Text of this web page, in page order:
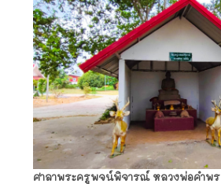
ศาลาพระครูพจน์พิจารณ์ หลวงพ่อคำพร